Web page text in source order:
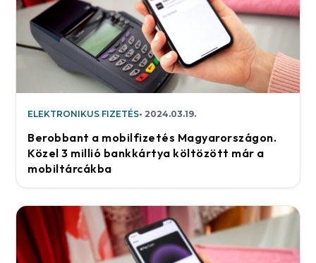
ELEKTRONIKUS FIZETÉS 2024.03.19.
Berobbant a mobilfizetés Magyarországon.
Közel 3 millió bankkártya költözött már a
mobiltárcákba